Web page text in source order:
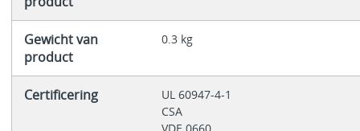
Gewicht van
product
0.3 kg
Certificering
UL 60947-4-1
CSA